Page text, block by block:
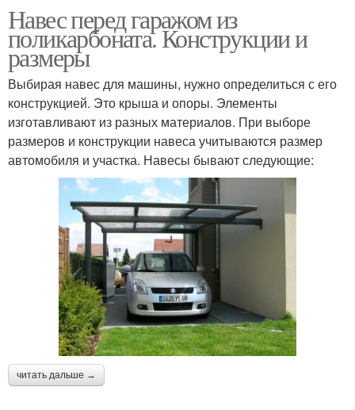
Навес перед гаражом из
поликарбоната. Конструкции и
размеры
Выбирая навес для машины, нужно определиться с его
конструкцией. Это крыша и опоры. Элементы
изготавливают из разных материалов. При выборе
размеров и конструкции навеса учитываются размер
автомобиля и участка. Навесы бывают следующие:
читать дальше →